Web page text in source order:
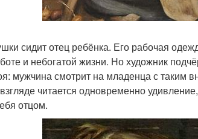
сидит отец ребёнка. Его рабочая
и небогатой жизни. Но художник
мужчина смотрит на младенца с таким
читается одновременно
отцом.